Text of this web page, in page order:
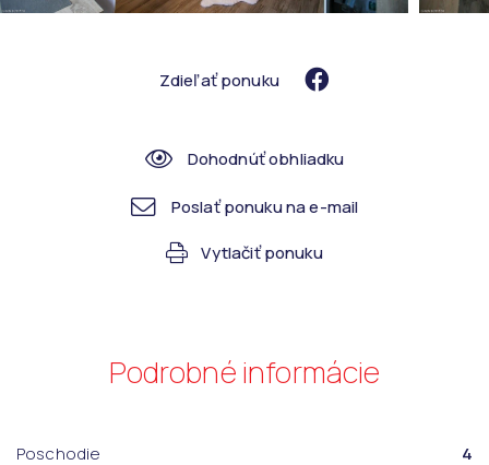
Zdieľať ponuku
Dohodnúť obhliadku
Poslať ponuku na e-mail
Vytlačiť ponuku
Podrobné informácie
Poschodie 4